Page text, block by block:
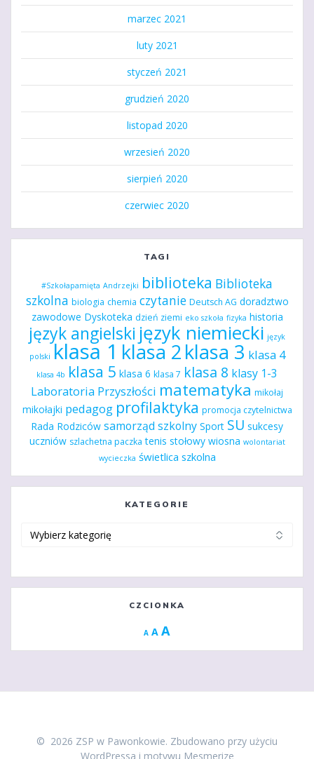
marzec 2021
luty 2021
styczeń 2021
grudzień 2020
listopad 2020
wrzesień 2020
sierpień 2020
czerwiec 2020
TAGI
#Szkołapamięta Andrzejki biblioteka Biblioteka
szkolna biologia chemia czytanie Deutsch AG doradztwo
zawodowe Dyskoteka dzień ziemi eko szkoła fizyka historia
język angielski język niemiecki język
polski klasa 1 klasa 2klasa 3 klasa 4
klasa 4b klasa 5 klasa 6 klasa 7 klasa 8 klasy 1-3
Laboratoria Przyszłości matematyka mikołaj
mikołajki pedagog profilaktyka promocja czytelnictwa
Rada Rodziców samorząd szkolny Sport SU sukcesy
uczniów szlachetna paczka tenis stołowy wiosna wolontariat
wycieczka świetlica szkolna
KATEGORIE
CZCIONKA
A Decrease
A Reset
A
© 2026 ZSP w Pawonkowie. Zbudowano przy użyciu
WordPressa i motywu Mesmerize